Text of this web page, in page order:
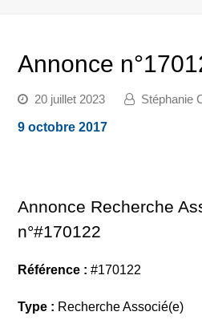
Annonce
20 juillet 2023 Stéphanie
9 octobre 2017
Annonce Recherche
n°#170122
Référence : #170122
Type : Recherche Associé(e)